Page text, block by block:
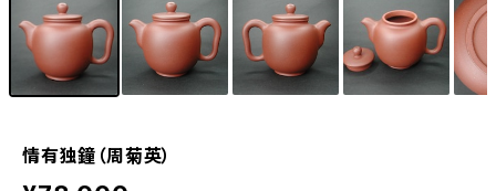
情有独鐘（周菊英）